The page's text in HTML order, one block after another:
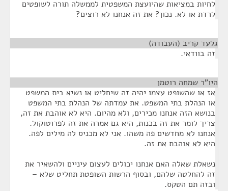
לחיות במציאות שהיועצת המשפטית לממשלה תורה לשופטים
לרדת או לא. נכון? את זה אנחנו לא רוצים?
גלעד קריב (העבודה)
זה בוודאי.
היו"ר שמחה רוטמן
אז או שהשופט עצמו יהיה זה שיחליט או נשיא בית המשפט
או הנהלת בתי המשפט. את עמדתה של הנהלת בתי המשפט
בנושא הזה אנחנו מכירים, ולא מהיום. היא לא אוהבת את זה,
צריך לומר את זה בכנות, היא גם אמרה את זה לפרוטוקול.
אנחנו לא מחדשים פה משהו. אני לא מכניס לה מילים לפה.
היא לא אוהבת את זה.
נשאלת שאלה האם אנחנו יכולים לעצום עיניים ולהשאיר את
זה להחלטה שלהם, ובסוף הרשות השופטת תחליט שלא –
ובזה תם הטקס.